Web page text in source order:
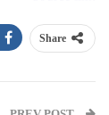
Share